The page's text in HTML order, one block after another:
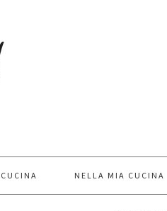
NELLA MIA CUCINA